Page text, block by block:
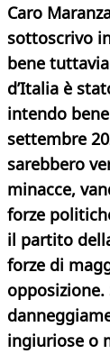
Caro
sottoscrivo
bene
d’Italia è
intendo
settembre
sarebbero
minacce,
forze
il partito
forze di
ingiuriose o